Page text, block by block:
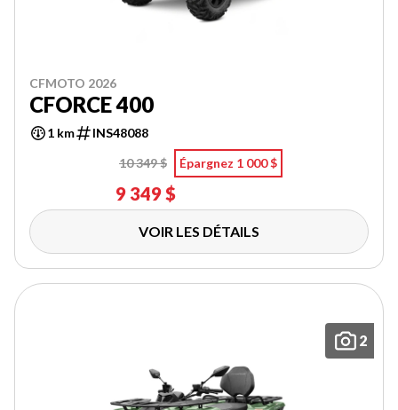
CFMOTO 2026
CFORCE 400
1 km
INS48088
10 349 $
Épargnez 1 000 $
9 349 $
VOIR LES DÉTAILS
2